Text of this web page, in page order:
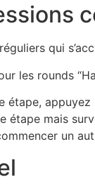
qui
les rounds
étape mais
un